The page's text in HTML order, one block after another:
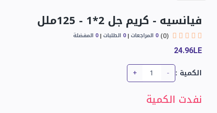
فيانسيه - كريم جل 2*1 - 125ملل
(0)
0 المراجعات 0 الطلبات 0 المفضلة
24.96LE
الكمية : -
+
نفدت الكمية